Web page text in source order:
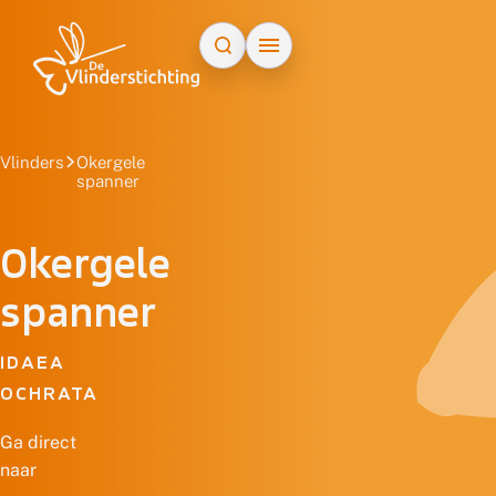
Vlinders
Okergele
spanner
Okergele
spanner
IDAEA
OCHRATA
Ga direct
naar